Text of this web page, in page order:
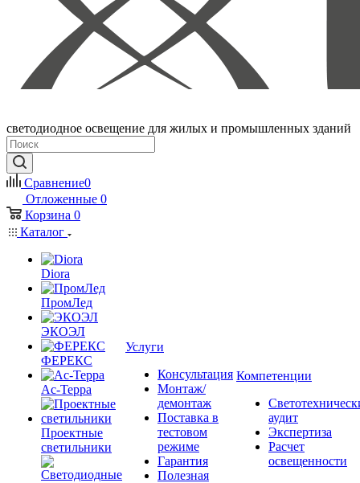
светодиодное освещение для жилых и промышленных зданий
Сравнение0
Отложенные 0
Корзина 0
Каталог
Diora
ПромЛед
ЭКОЭЛ
ФЕРЕКС
Ас-Терра
Проектные
светильники
Услуги
Консультация
Монтаж/
демонтаж
Поставка в
тестовом
режиме
Гарантия
Полезная
Компетенции
аудит
Экспертиза
Расчет
освещенности